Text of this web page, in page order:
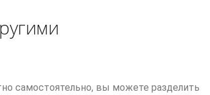
самостоятельно, вы можете разделить